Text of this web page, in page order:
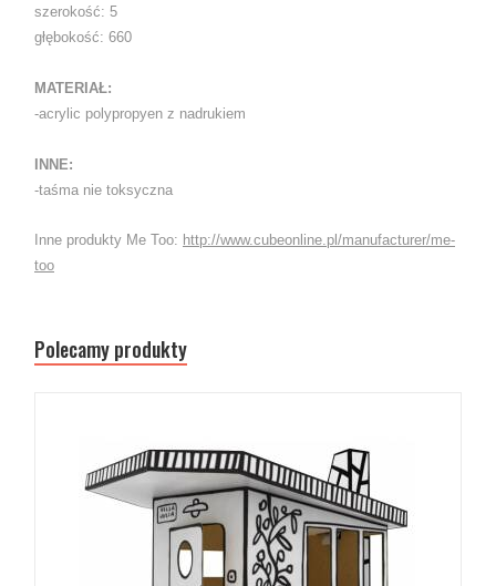
szerokość: 5
głębokość: 660
MATERIAŁ:
-acrylic polypropyen z nadrukiem
INNE:
-taśma nie toksyczna
Inne produkty Me Too: http://www.cubeonline.pl/manufacturer/me-
too
Polecamy produkty